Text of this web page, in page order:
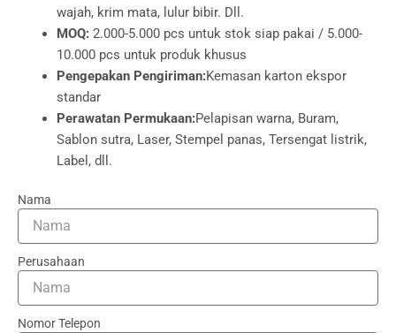
wajah, krim mata, lulur bibir. Dll.
MOQ: 2.000-5.000 pcs untuk stok siap pakai / 5.000-
10.000 pcs untuk produk khusus
Pengepakan Pengiriman:Kemasan karton ekspor
standar
Perawatan Permukaan:Pelapisan warna, Buram,
Sablon sutra, Laser, Stempel panas, Tersengat listrik,
Label, dll.
Nama
Perusahaan
Nomor Telepon